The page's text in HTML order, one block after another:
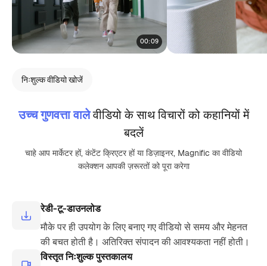
00:09
निःशुल्क वीडियो खोजें
उच्च गुणवत्ता वालेवीडियो के साथ विचारों को कहानियों में
बदलें
चाहे आप मार्केटर हों, कंटेंट क्रिएटर हों या डिज़ाइनर, Magnific का वीडियो
कलेक्शन आपकी ज़रूरतों को पूरा करेगा
रेडी-टू-डाउनलोड
मौके पर ही उपयोग के लिए बनाए गए वीडियो से समय और मेहनत
की बचत होती है। अतिरिक्त संपादन की आवश्यकता नहीं होती।
विस्तृत निःशुल्क पुस्तकालय